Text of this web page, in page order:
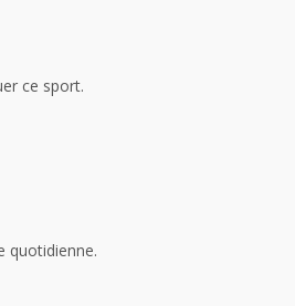
ce sport.
quotidienne.